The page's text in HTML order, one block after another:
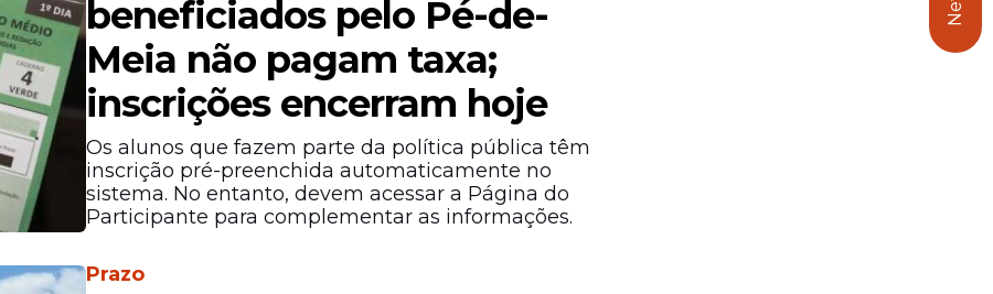
beneficiados pelo Pé-de-
Meia não pagam taxa;
inscrições encerram hoje
Os alunos que fazem parte da política pública têm
inscrição pré-preenchida automaticamente no
sistema. No entanto, devem acessar a Página do
Participante para complementar as informações.
Prazo